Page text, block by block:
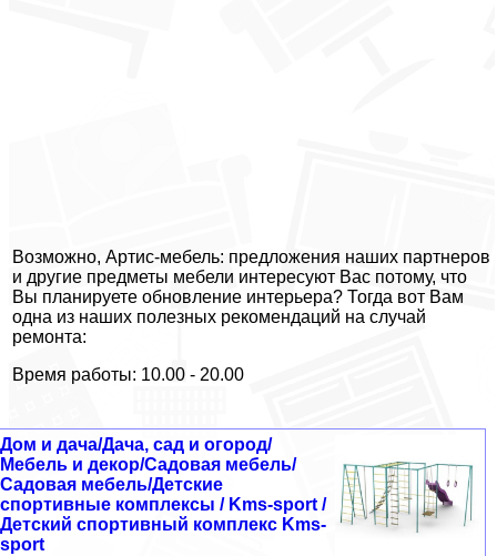
Возможно, Артис-мебель: предложения наших партнеров
и другие предметы мебели интересуют Вас потому, что
Вы планируете обновление интерьера? Тогда вот Вам
одна из наших полезных рекомендаций на случай
ремонта:
Время работы: 10.00 - 20.00
Дом и дача/Дача, сад и огород/
Мебель и декор/Садовая мебель/
Садовая мебель/Детские
спортивные комплексы / Kms-sport /
Детский спортивный комплекс Kms-
sport